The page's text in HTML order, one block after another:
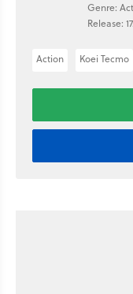
Genre:
Release:
Action Koei Tecmo